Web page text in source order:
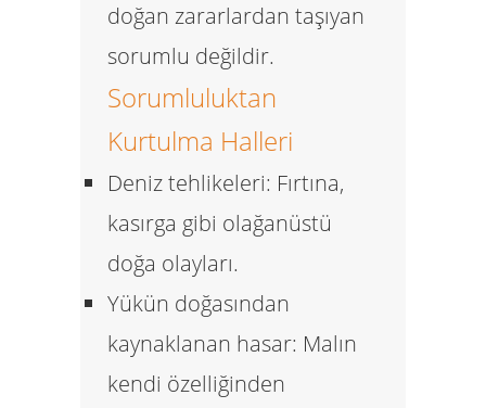
doğan zararlardan taşıyan
sorumlu değildir.
Sorumluluktan
Kurtulma Halleri
Deniz tehlikeleri: Fırtına,
kasırga gibi olağanüstü
doğa olayları.
Yükün doğasından
kaynaklanan hasar: Malın
kendi özelliğinden